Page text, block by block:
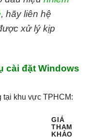
, hãy liên hệ
xử lý kịp
cài đặt Windows
tại khu vực TPHCM:
GIÁ
THAM
KHẢO